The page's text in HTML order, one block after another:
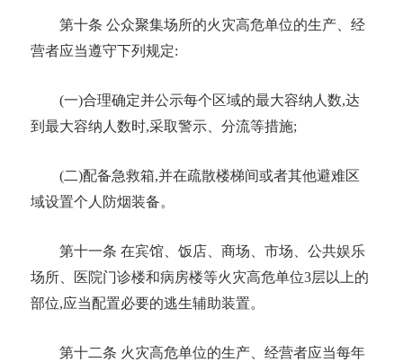
第十条 公众聚集场所的火灾高危单位的生产、经
营者应当遵守下列规定:
(一)合理确定并公示每个区域的最大容纳人数,达
到最大容纳人数时,采取警示、分流等措施;
(二)配备急救箱,并在疏散楼梯间或者其他避难区
域设置个人防烟装备。
第十一条 在宾馆、饭店、商场、市场、公共娱乐
场所、医院门诊楼和病房楼等火灾高危单位3层以上的
部位,应当配置必要的逃生辅助装置。
第十二条 火灾高危单位的生产、经营者应当每年